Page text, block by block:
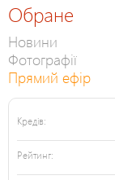
Обране
Новини
Фотографії
Прямий ефір
Кредів:
Рейтинг: